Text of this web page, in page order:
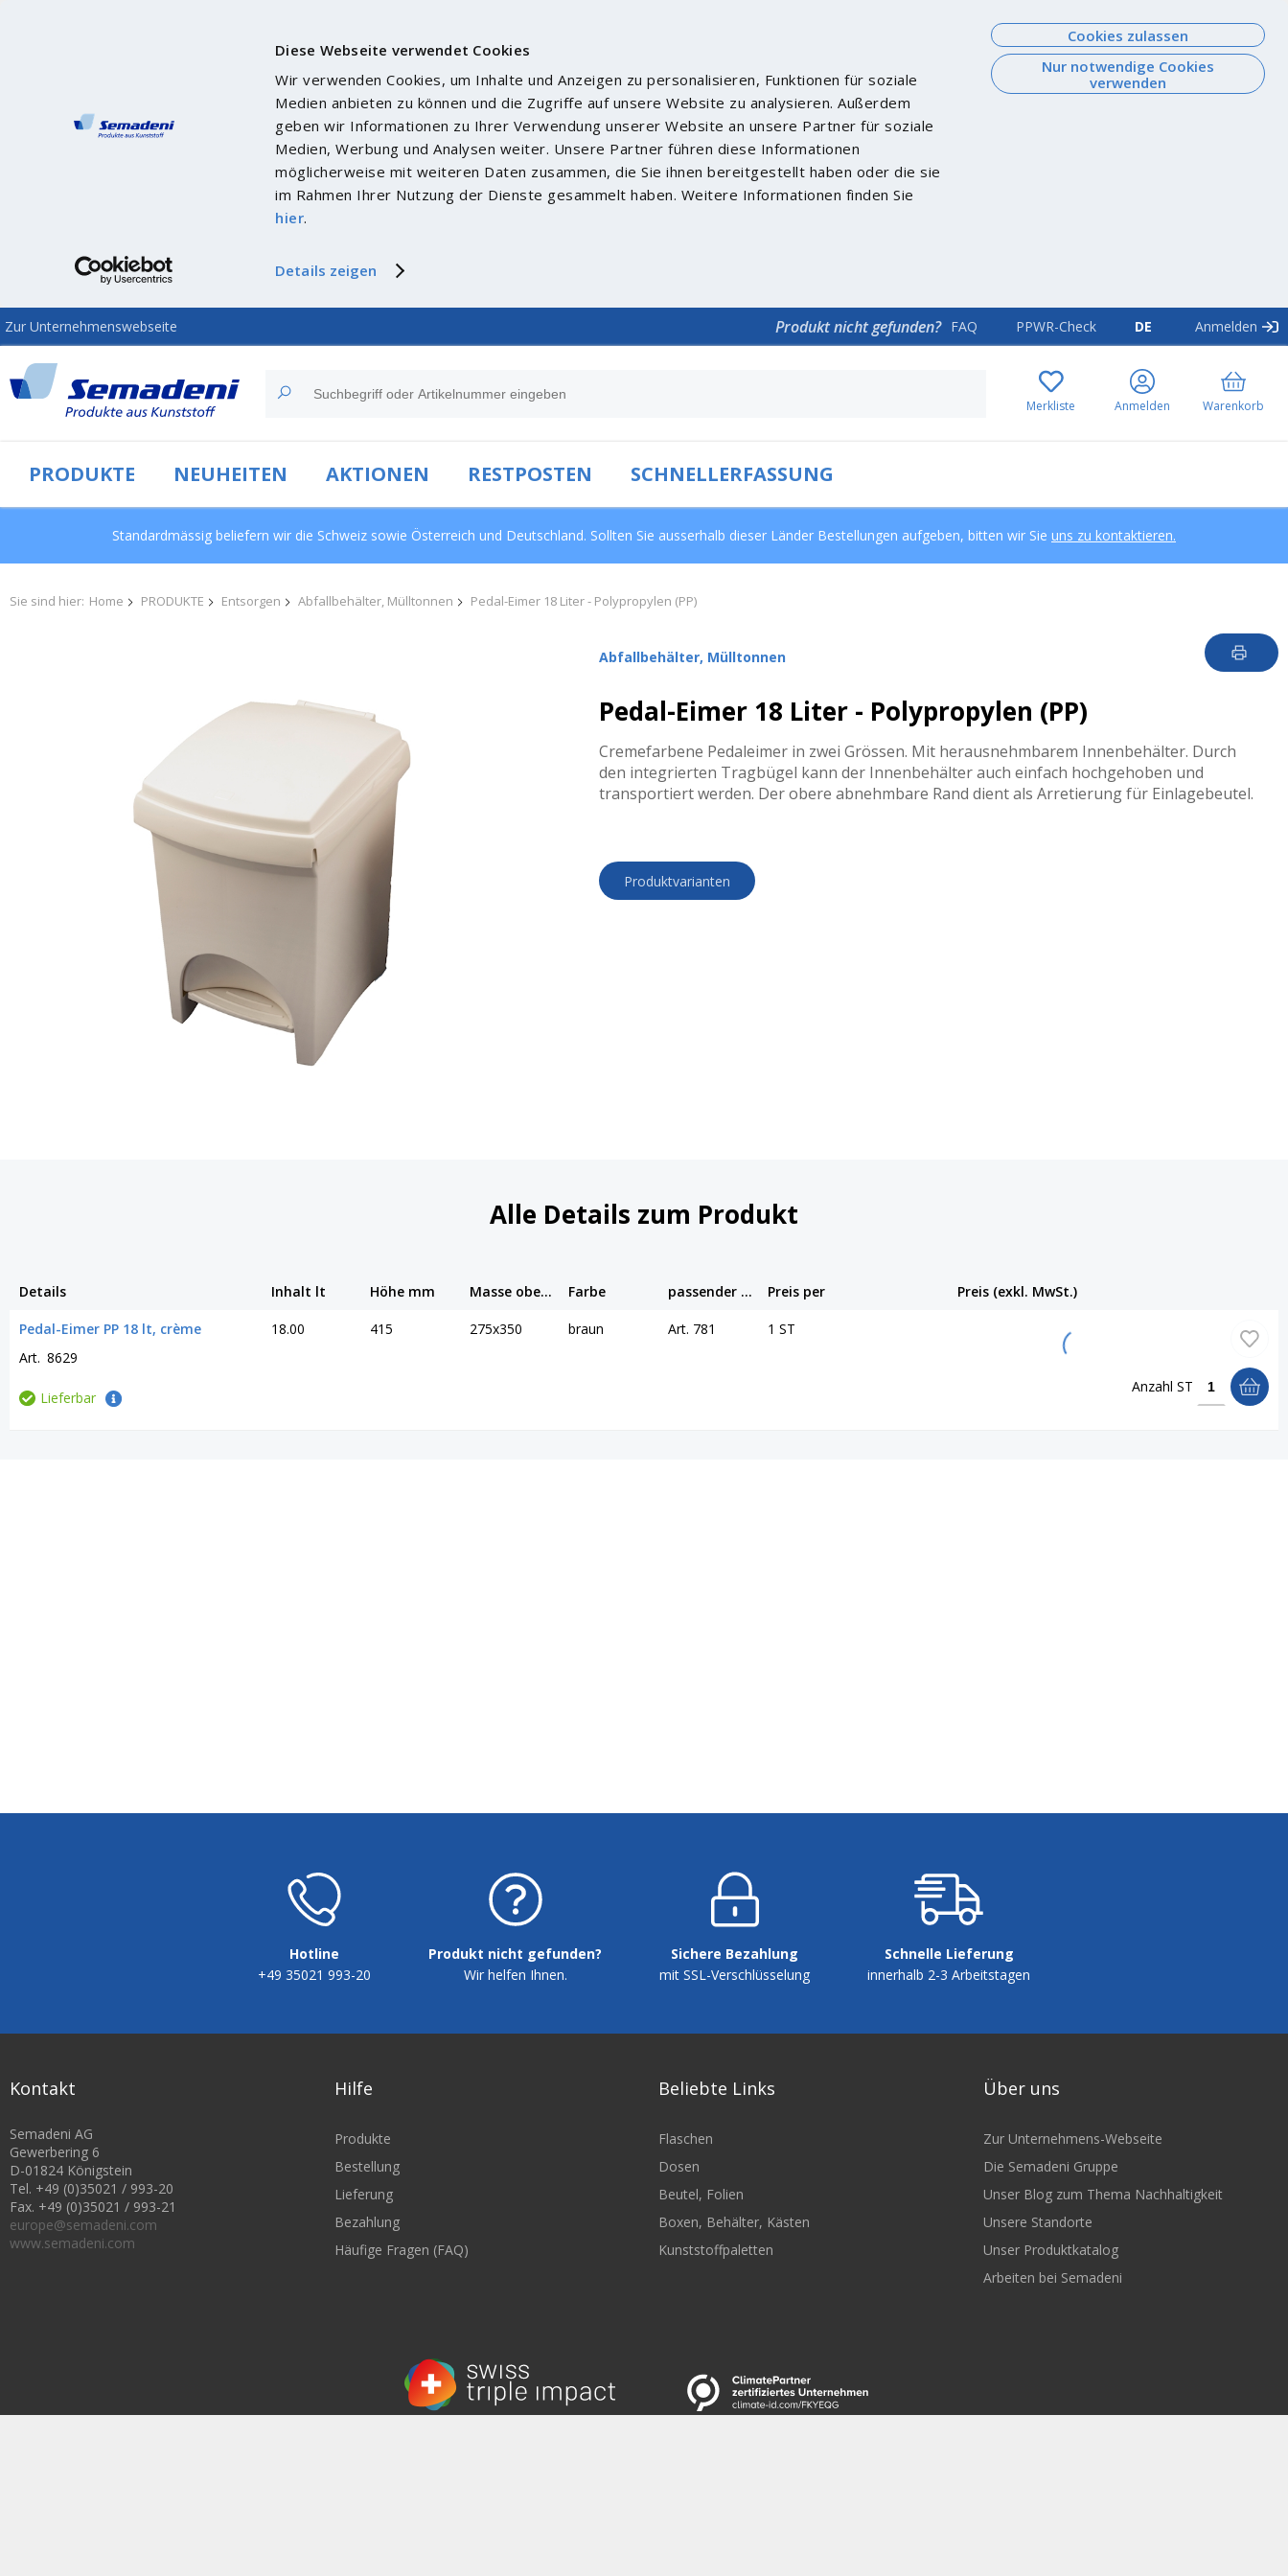
Diese Webseite verwendet Cookies
Wir verwenden Cookies, um Inhalte und Anzeigen zu personalisieren, Funktionen für soziale
Medien anbieten zu können und die Zugriffe auf unsere Website zu analysieren. Außerdem
geben wir Informationen zu Ihrer Verwendung unserer Website an unsere Partner für soziale
Medien, Werbung und Analysen weiter. Unsere Partner führen diese Informationen
möglicherweise mit weiteren Daten zusammen, die Sie ihnen bereitgestellt haben oder die sie
im Rahmen Ihrer Nutzung der Dienste gesammelt haben. Weitere Informationen finden Sie
hier.
Details zeigen
Cookies zulassen
Nur notwendige Cookies
verwenden
Zur Unternehmenswebseite Produkt nicht gefunden? FAQ PPWR-Check DE Anmelden
Merkliste Anmelden Warenkorb
PRODUKTE NEUHEITEN AKTIONEN RESTPOSTEN SCHNELLERFASSUNG
Standardmässig beliefern wir die Schweiz sowie Österreich und Deutschland. Sollten Sie ausserhalb dieser Länder Bestellungen aufgeben, bitten wir Sie uns zu kontaktieren.
Sie sind hier: Home PRODUKTE Entsorgen Abfallbehälter, Mülltonnen Pedal-Eimer 18 Liter - Polypropylen (PP)
Abfallbehälter, Mülltonnen
Pedal-Eimer 18 Liter - Polypropylen (PP)
Cremefarbene Pedaleimer in zwei Grössen. Mit herausnehmbarem Innenbehälter. Durch
den integrierten Tragbügel kann der Innenbehälter auch einfach hochgehoben und
transportiert werden. Der obere abnehmbare Rand dient als Arretierung für Einlagebeutel.
Produktvarianten
Alle Details zum Produkt
Details Inhalt lt Höhe mm Masse oben mm Farbe passender Einlagebeutel Preis per Preis (exkl. MwSt.)
Pedal-Eimer PP 18 lt, crème
Art. 8629
Lieferbar
18.00 415 275x350 braun Art. 781 1 ST
Anzahl ST
Hotline
+49 35021 993-20
Produkt nicht gefunden?
Wir helfen Ihnen.
Sichere Bezahlung
mit SSL-Verschlüsselung
Schnelle Lieferung
innerhalb 2-3 Arbeitstagen
Kontakt
Semadeni AG
Gewerbering 6
D-01824 Königstein
Tel. +49 (0)35021 / 993-20
Fax. +49 (0)35021 / 993-21
europe@semadeni.com
www.semadeni.com
Hilfe
Produkte
Bestellung
Lieferung
Bezahlung
Häufige Fragen (FAQ)
Beliebte Links
Flaschen
Dosen
Beutel, Folien
Boxen, Behälter, Kästen
Kunststoffpaletten
Über uns
Zur Unternehmens-Webseite
Die Semadeni Gruppe
Unser Blog zum Thema Nachhaltigkeit
Unsere Standorte
Unser Produktkatalog
Arbeiten bei Semadeni